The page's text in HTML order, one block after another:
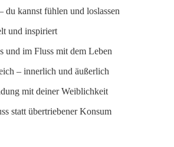
du kannst fühlen und loslassen
und inspiriert
und im Fluss mit dem Leben
– innerlich und äußerlich
mit deiner Weiblichkeit
statt übertriebener Konsum